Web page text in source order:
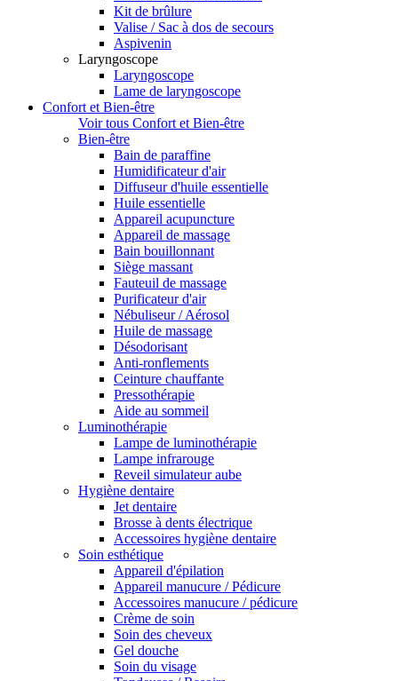
Kit de brûlure
Valise / Sac à dos de secours
Aspivenin
Laryngoscope
Laryngoscope
Lame de laryngoscope
Confort et Bien-être
Voir tous Confort et Bien-être
Bien-être
Bain de paraffine
Humidificateur d'air
Diffuseur d'huile essentielle
Huile essentielle
Appareil acupuncture
Appareil de massage
Bain bouillonnant
Siège massant
Fauteuil de massage
Purificateur d'air
Nébuliseur / Aérosol
Huile de massage
Désodorisant
Anti-ronflements
Ceinture chauffante
Pressothérapie
Aide au sommeil
Luminothérapie
Lampe de luminothérapie
Lampe infrarouge
Reveil simulateur aube
Hygiène dentaire
Jet dentaire
Brosse à dents électrique
Accessoires hygiène dentaire
Soin esthétique
Appareil d'épilation
Appareil manucure / Pédicure
Accessoires manucure / pédicure
Crème de soin
Soin des cheveux
Gel douche
Soin du visage